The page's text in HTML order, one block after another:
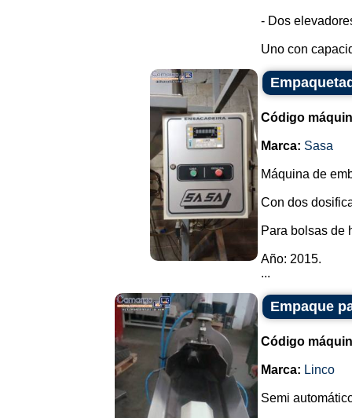
- Dos
Uno con
Código
Marca: Sasa
Máquina de
Con dos
Para bolsas de
Año: 2015.
...
Empaque
Código
Marca: Linco
Semi